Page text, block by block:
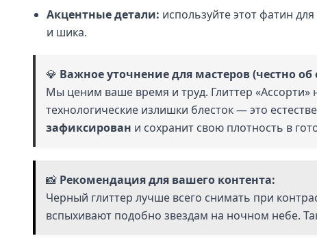
Акцентные детали: используйте этот фатин
и шика.
💎 Важное уточнение для мастеров (честно
Мы ценим ваше время и труд. Глиттер
технологические излишки блесток — это
зафиксирован и сохранит свою плотность в
📸 Рекомендация для вашего контента:
Черный глиттер лучше всего снимать при
вспыхивают подобно звездам на ночном небе.